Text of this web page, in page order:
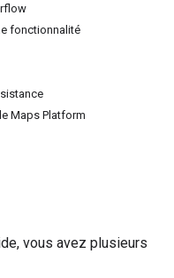
fonctionnalité
Maps Platform
vous avez plusieurs